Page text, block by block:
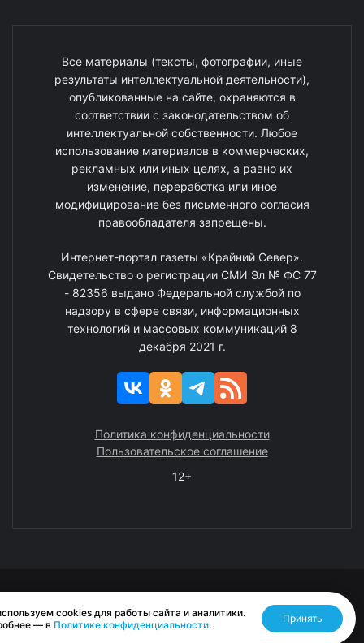
Все материалы (тексты, фотографии, иные
результаты интеллектуальной деятельности),
опубликованные на сайте, охраняются в
соответствии с законодательством об
интеллектуальной собственности. Любое
использование материалов в коммерческих,
рекламных или иных целях, а равно их
изменение, переработка или иное
модифицирование без письменного согласия
правообладателя запрещены.
Интернет-портал газеты «Крайний Север».
Свидетельство о регистрации СМИ Эл № ФС 77
- 82356 выдано Федеральной службой по
надзору в сфере связи, информационных
технологий и массовых коммуникаций 8
декабря 2021 г.
Политика конфиденциальности
Пользовательское соглашение
12+
Разработано RASA
cookies для работы сайта и аналитики.
— в Политике конфиденциальности.
Принять